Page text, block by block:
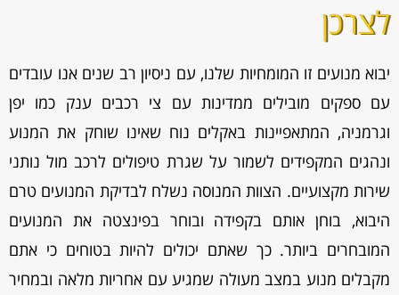
לצרכן
יבוא מנועים זו המומחיות שלנו, עם ניסיון רב שנים אנו עובדים
עם ספקים מובילים ממדינות עם צי רכבים ענק כמו יפן
וגרמניה, המתאפיינות באקלים נוח שאינו שוחק את המנוע
ונהגים המקפידים לשמור על שגרת טיפולים לרכב מול נותני
שירות מקצועיים. הצוות המנוסה נשלח לבדיקת המנועים טרם
היבוא, בוחן אותם בקפידה ובוחר בפינצטה את המנועים
המובחרים ביותר. כך שאתם יכולים להיות בטוחים כי אתם
מקבלים מנוע במצב מעולה שמגיע עם אחריות מלאה ובמחיר